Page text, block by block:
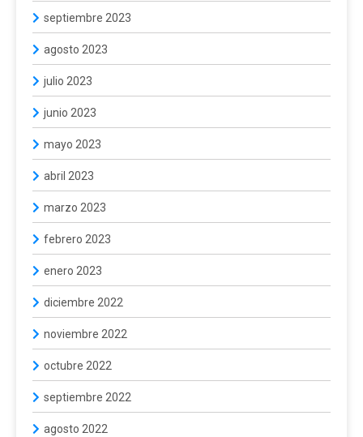
septiembre 2023
agosto 2023
julio 2023
junio 2023
mayo 2023
abril 2023
marzo 2023
febrero 2023
enero 2023
diciembre 2022
noviembre 2022
octubre 2022
septiembre 2022
agosto 2022